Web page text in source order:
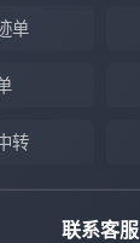
单
转
联系客服